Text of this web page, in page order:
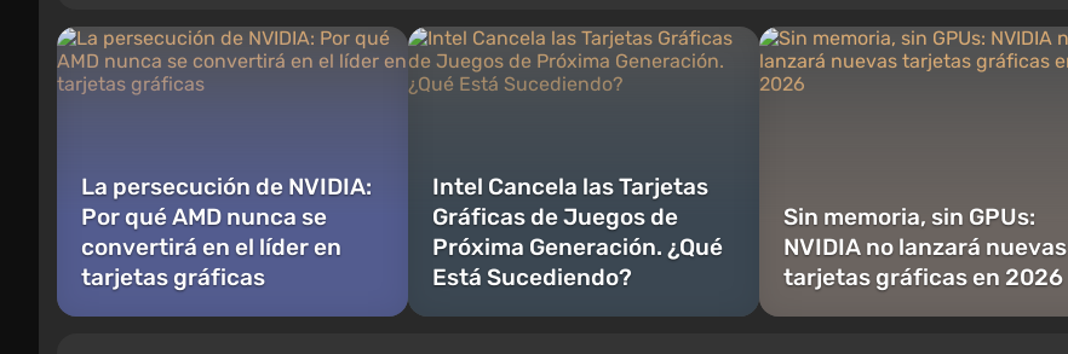
La persecución de NVIDIA:
Por qué AMD nunca se
convertirá en el líder en
tarjetas gráficas
Intel Cancela las Tarjetas
Gráficas de Juegos de
Próxima Generación. ¿Qué
Está Sucediendo?
Sin memoria, sin GPUs:
NVIDIA no lanzará nuevas
tarjetas gráficas en 2026